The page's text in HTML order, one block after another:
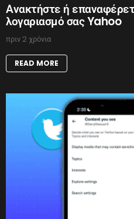
Ανακτήστε ή
λογαριασμό σας Yahoo
πριν 2 χρόνια
READ MORE